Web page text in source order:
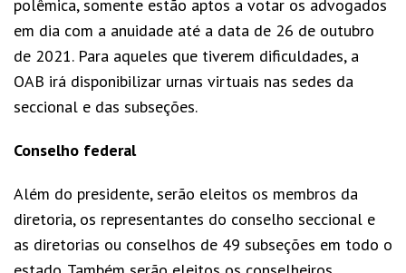
polêmica, somente estão aptos a votar os advogados
em dia com a anuidade até a data de 26 de outubro
de 2021. Para aqueles que tiverem dificuldades, a
OAB irá disponibilizar urnas virtuais nas sedes da
seccional e das subseções.
Conselho federal
Além do presidente, serão eleitos os membros da
diretoria, os representantes do conselho seccional e
as diretorias ou conselhos de 49 subseções em todo o